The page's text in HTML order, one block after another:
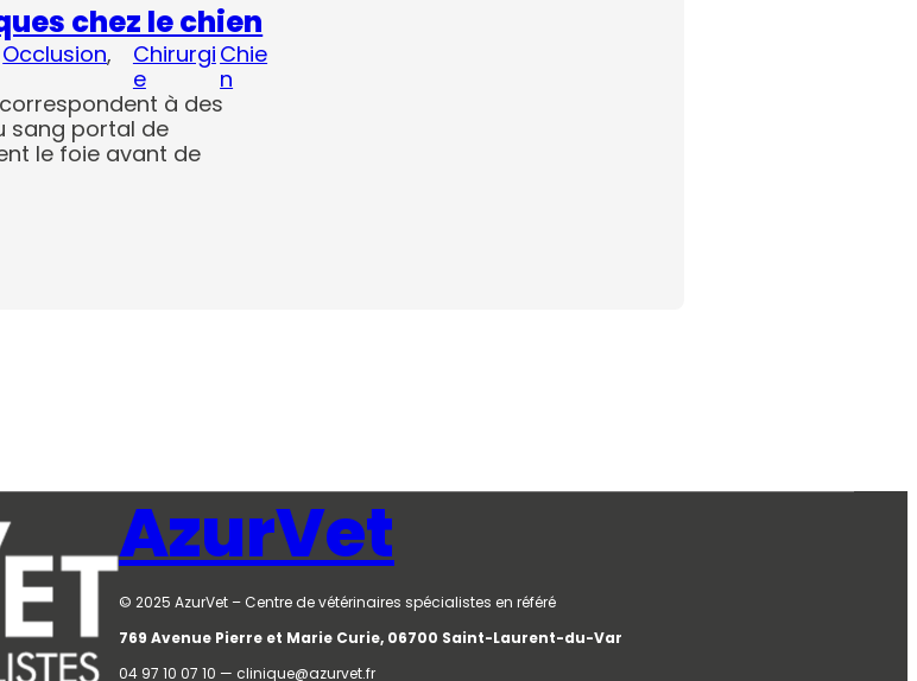
chez le chien
Occlusion,
Chirurgi
e
Chie
n
à des
sang portal de
le foie avant de
AzurVet
© 2025 AzurVet – Centre de vétérinaires spécialistes en référé
769 Avenue Pierre et Marie Curie, 06700 Saint-Laurent-du-Var
04 97 10 07 10 — clinique@azurvet.fr